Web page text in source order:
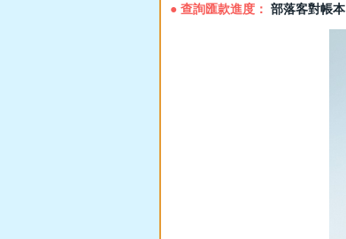
● 查詢匯款進度： 部落客對帳本